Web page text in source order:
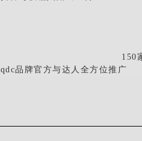
150
qdc品牌官方与达人 全方位推广